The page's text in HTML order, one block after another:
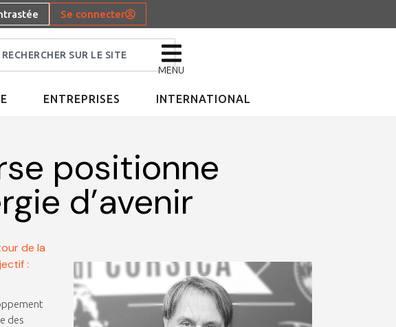
Se connecter
MENU
ENTREPRISES INTERNATIONAL
positionne
d’avenir
de la
:
des